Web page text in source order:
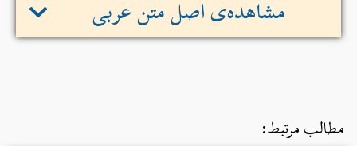
مشاهده‌ی اصل متن عربی
مطالب مرتبط: